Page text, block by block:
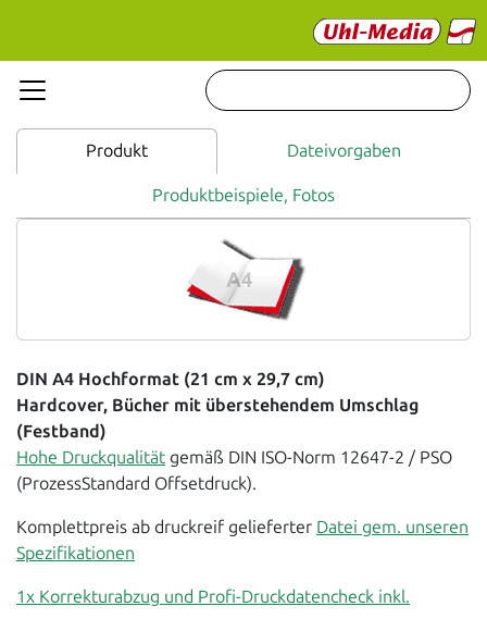
Produkt Dateivorgaben
Produktbeispiele, Fotos
DIN A4 Hochformat (21 cm x 29,7 cm)
Hardcover, Bücher mit überstehendem Umschlag
(Festband)
Hohe Druckqualität gemäß DIN ISO-Norm 12647-2 / PSO
(ProzessStandard Offsetdruck).
Komplettpreis ab druckreif gelieferter Datei gem. unseren
Spezifikationen
1x Korrekturabzug und Profi-Druckdatencheck inkl.